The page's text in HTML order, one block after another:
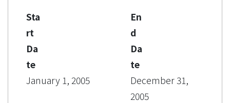
Sta
rt
Da
te
January 1, 2005
En
d
Da
te
December 31,
2005